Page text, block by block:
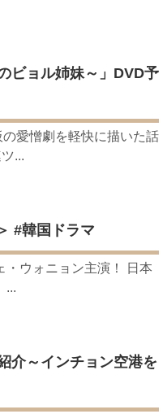
On You/ヒョンビン❤️ソンイ
から慰めの言葉が続々 – Taka
開（DVD-SET2特典映像より）
ソン・ジェリムのせい!? 」
惹かれた” 20180123
You In My Heart)
News TV
ビョル姉妹～」DVD予
愛憎劇を軽快に描いた話
...
#韓国ドラマ
・ウォニョン主演！ 日本
...
介～インチョン空港を